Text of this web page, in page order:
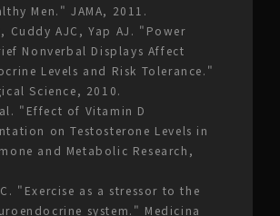
Men." JAMA, 2011.
Cuddy AJC, Yap AJ. "Power
Nonverbal Displays Affect
Levels and Risk Tolerance."
Science, 2010.
"Effect of Vitamin D
on Testosterone Levels in
and Metabolic Research,
"Exercise as a stressor to the
system." Medicina